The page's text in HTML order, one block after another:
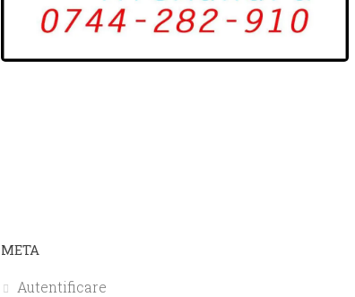
META
Autentificare